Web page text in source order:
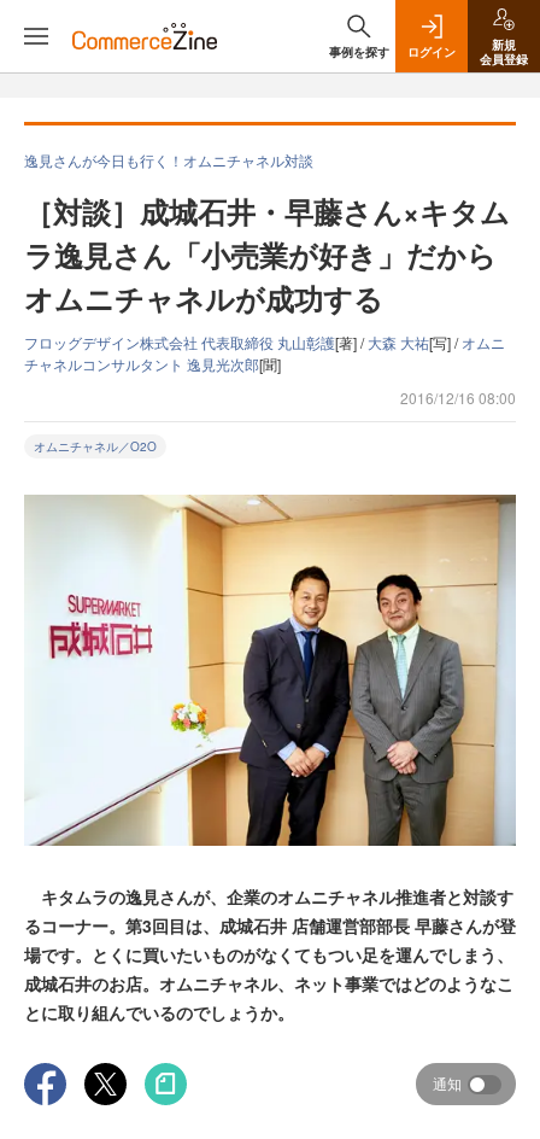
事例を探す ログイン
新規
会員登録
逸見さんが今日も行く！オムニチャネル対談
［対談］成城石井・早藤さん×キタム
ラ逸見さん「小売業が好き」だから
オムニチャネルが成功する
フロッグデザイン株式会社 代表取締役 丸山彰護[著] /大森 大祐[写] /オムニ
チャネルコンサルタント 逸見光次郎[聞]
2016/12/16 08:00
オムニチャネル／O2O
キタムラの逸見さんが、企業のオムニチャネル推進者と対談す
るコーナー。第3回目は、成城石井 店舗運営部部長 早藤さんが登
場です。とくに買いたいものがなくてもつい足を運んでしまう、
成城石井のお店。オムニチャネル、ネット事業ではどのようなこ
とに取り組んでいるのでしょうか。
通知